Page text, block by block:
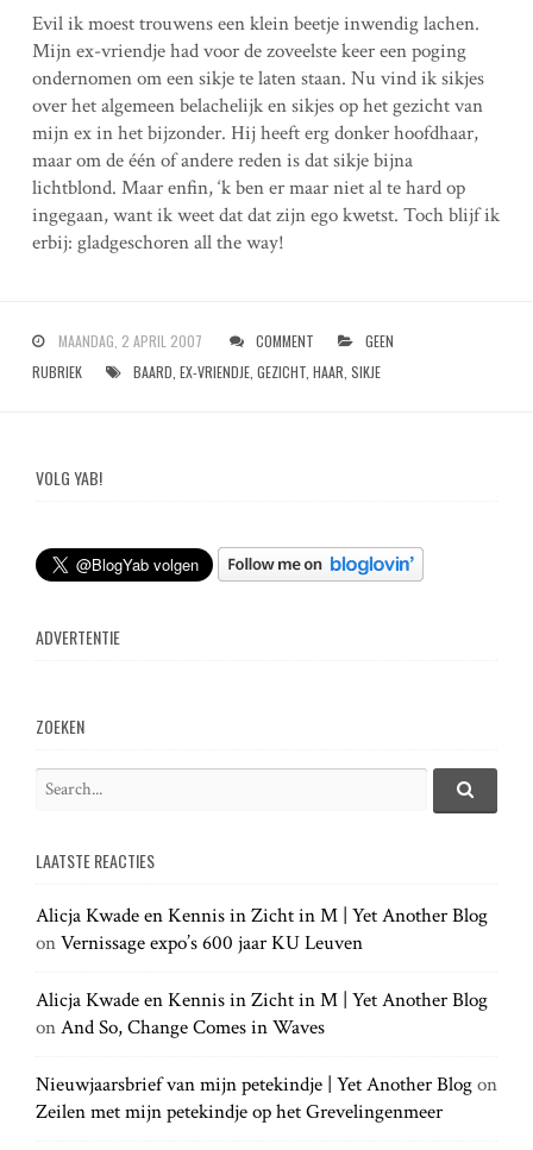
Evil ik moest trouwens een klein beetje inwendig lachen.
Mijn ex-vriendje had voor de zoveelste keer een poging
ondernomen om een sikje te laten staan. Nu vind ik sikjes
over het algemeen belachelijk en sikjes op het gezicht van
mijn ex in het bijzonder. Hij heeft erg donker hoofdhaar,
maar om de één of andere reden is dat sikje bijna
lichtblond. Maar enfin, ‘k ben er maar niet al te hard op
ingegaan, want ik weet dat dat zijn ego kwetst. Toch blijf ik
erbij: gladgeschoren all the way!
MAANDAG, 2 APRIL 2007 COMMENT
GEEN
RUBRIEK
BAARD EX-VRIENDJE, GEZICHT, HAAR SIKJE
VOLG YAB!
ADVERTENTIE
ZOEKEN
r
h
f
r
:
h
LAATSTE REACTIES
Alicja Kwade en Kennis in Zicht in M | Yet Another Blog
onVernissage expo’s 600 jaar KU Leuven
Alicja Kwade en Kennis in Zicht in M | Yet Another Blog
onAnd So, Change Comes in Waves
Nieuwjaarsbrief van mijn petekindje | Yet Another Blogon
Zeilen met mijn petekindje op het Grevelingenmeer